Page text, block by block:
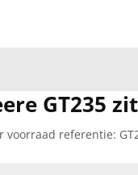
GT235
voorraad referentie: